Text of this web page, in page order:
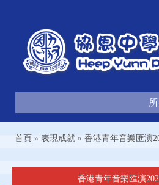
所
首頁 » 表現成就 » 香港青年音樂匯演
香港青年音樂匯演